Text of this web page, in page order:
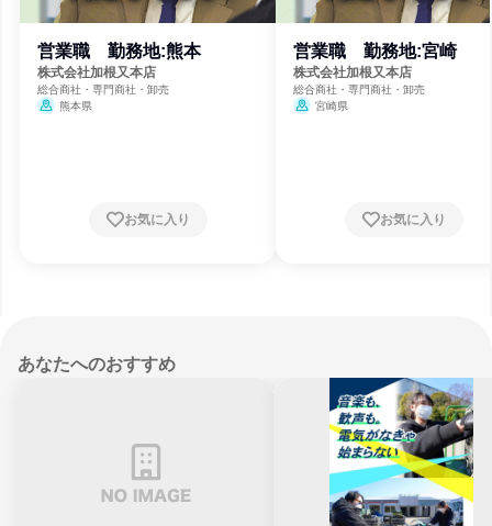
営業職 勤務地:熊本
株式会社加根又本店
総合商社・専門商社・卸売
熊本県
お気に入り
営業職 勤務地:宮崎
株式会社加根又本店
総合商社・専門商社・卸売
宮崎県
お気に入り
あなたへのおすすめ